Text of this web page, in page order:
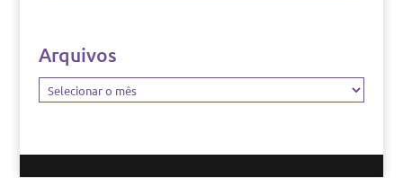
Arquivos
Arquivos